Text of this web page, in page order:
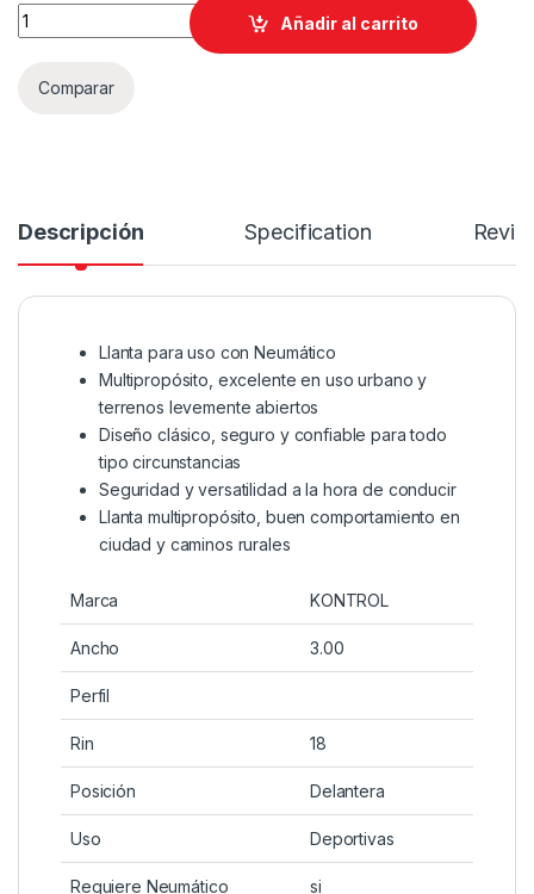
LLANTA KONTROL 3.00-18 311 quantity
Añadir al carrito
Comparar
Descripción Specification
Llanta para uso con Neumático
Multipropósito, excelente en uso urbano y
terrenos levemente abiertos
Diseño clásico, seguro y confiable para todo
tipo circunstancias
Seguridad y versatilidad a la hora de conducir
Llanta multipropósito, buen comportamiento en
ciudad y caminos rurales
Marca KONTROL
Ancho 3.00
Perfil
Rin 18
Posición Delantera
Uso Deportivas
Requiere Neumático si